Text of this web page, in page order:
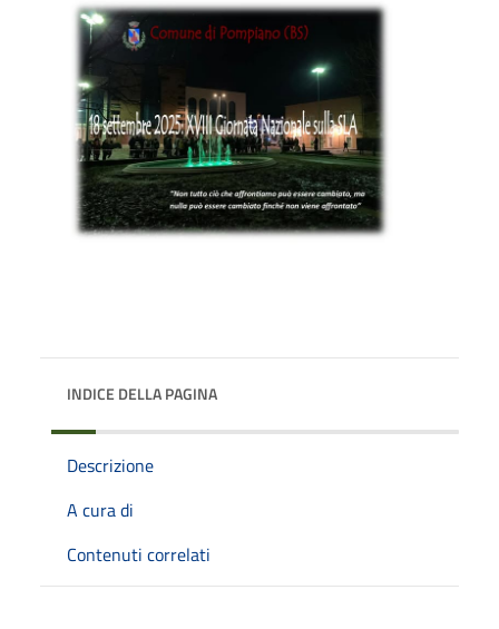
INDICE DELLA PAGINA
Descrizione
A cura di
Contenuti correlati